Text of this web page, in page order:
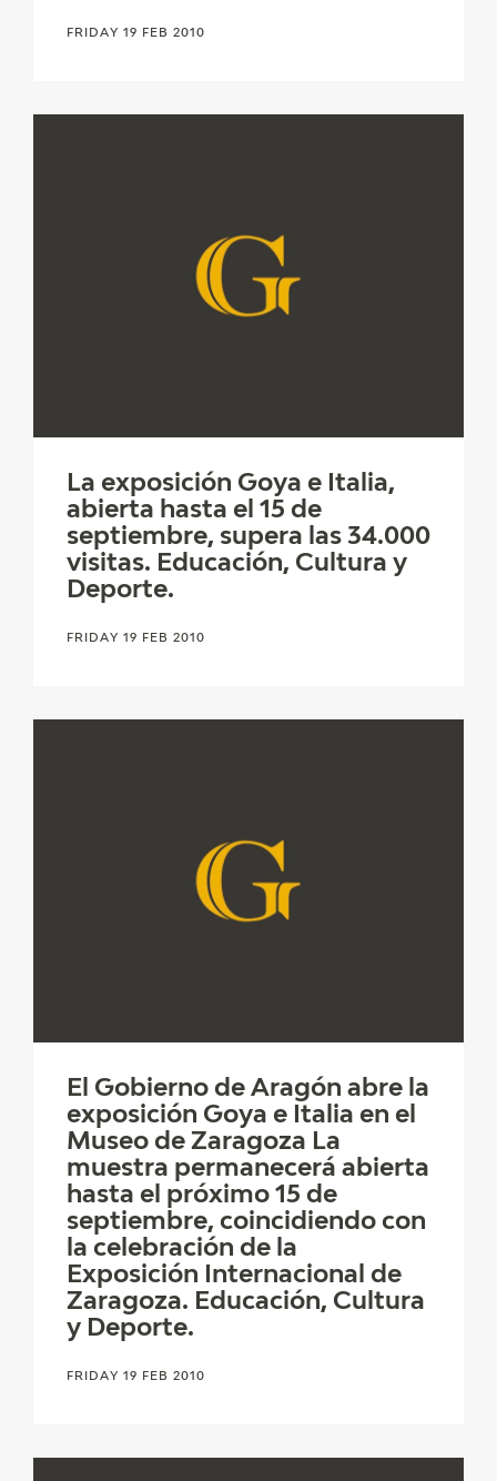
FRIDAY 19 FEB 2010
La exposición Goya e Italia,
abierta hasta el 15 de
septiembre, supera las 34.000
visitas. Educación, Cultura y
Deporte.
FRIDAY 19 FEB 2010
El Gobierno de Aragón abre la
exposición Goya e Italia en el
Museo de Zaragoza La
muestra permanecerá abierta
hasta el próximo 15 de
septiembre, coincidiendo con
la celebración de la
Exposición Internacional de
Zaragoza. Educación, Cultura
y Deporte.
FRIDAY 19 FEB 2010